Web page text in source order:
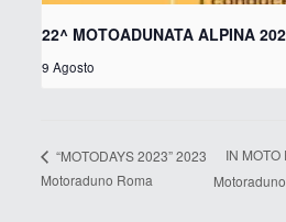
22^ MOTOADUNATA ALPINA
9 Agosto
“MOTODAYS 2023” 2023
Motoraduno Roma
IN